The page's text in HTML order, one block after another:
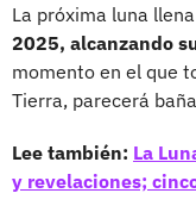
La próxima luna llena
2025, alcanzando
momento en el que
Tierra, parecerá
Lee también: La
y revelaciones;